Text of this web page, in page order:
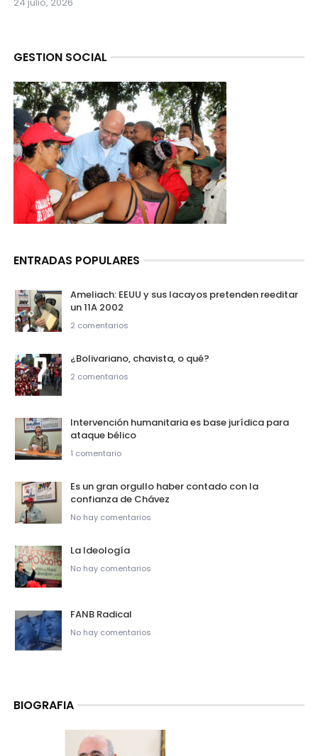
GESTION SOCIAL
ENTRADAS POPULARES
Ameliach: EEUU y sus lacayos pretenden reeditar
un 11A 2002
2 comentarios
¿Bolivariano, chavista, o qué?
2 comentarios
Intervención humanitaria es base jurídica para
ataque bélico
1 comentario
Es un gran orgullo haber contado con la
confianza de Chávez
No hay comentarios
La Ideología
No hay comentarios
FANB Radical
No hay comentarios
BIOGRAFIA